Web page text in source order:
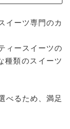
イーツ専門のカ
ィースイーツの
種類のスイーツ
べるため、満足